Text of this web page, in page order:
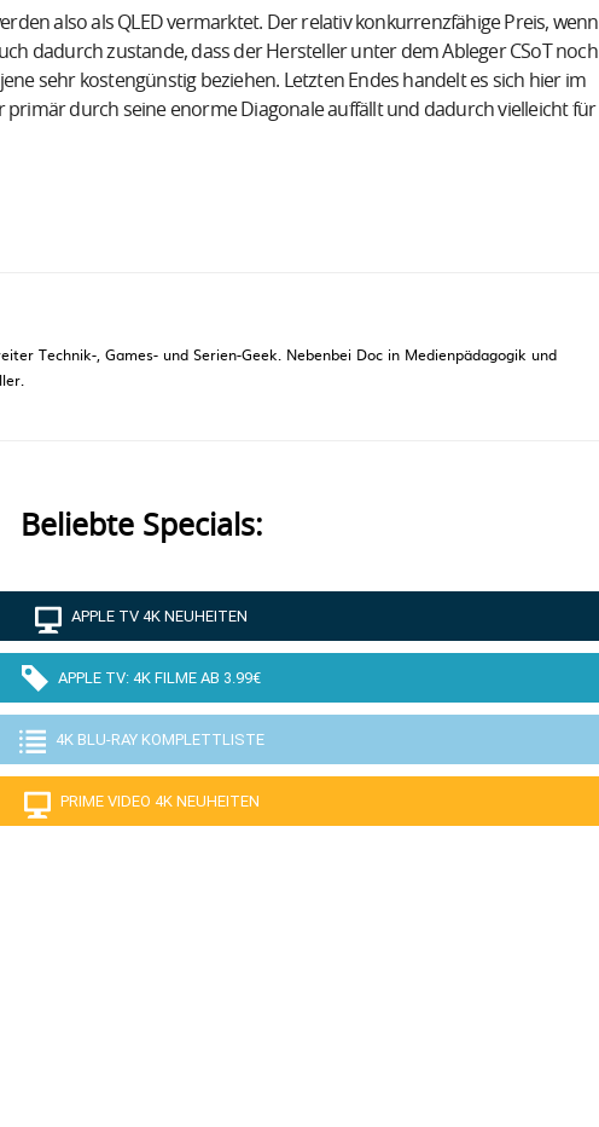
also als QLED vermarktet. Der relativ konkurrenzfähige Preis, wenn
dadurch zustande, dass der Hersteller unter dem Ableger CSoT noch
sehr kostengünstig beziehen. Letzten Endes handelt es sich hier im
primär durch seine enorme Diagonale auffällt und dadurch vielleicht für
Technik-, Games- und Serien-Geek. Nebenbei Doc in Medienpädagogik und
Beliebte Specials:
APPLE TV 4K NEUHEITEN
APPLE TV: 4K FILME AB 3.99€
4K BLU-RAY KOMPLETTLISTE
PRIME VIDEO 4K NEUHEITEN